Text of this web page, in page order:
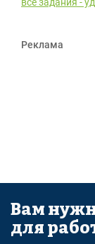
Реклама
Вам
для